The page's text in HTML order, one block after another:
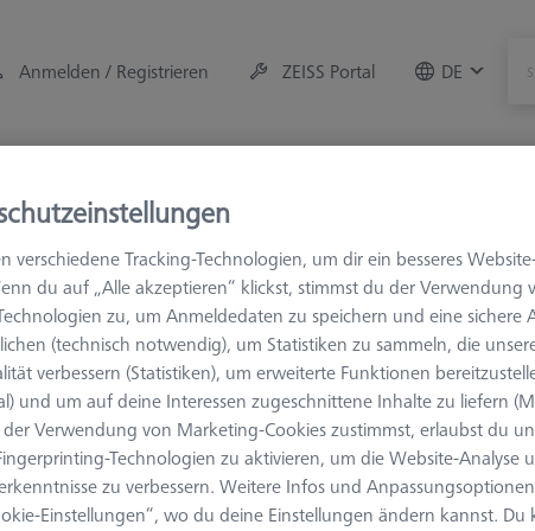
Anmelden / Registrieren ZEISS Portal DE
M2
werden für den Aufbau mehrfacher oder
verwendet. Das M2 System basiert auf Durchmesser
mit RENISHAW Tastköpfen verwendet. Eine Verwendung auf
werden.
verschiedene Tracking-Technologien, um dir ein besseres
du auf „Alle akzeptieren“ klickst, stimmst du der Verwendung
zu, um Anmeldedaten zu speichern und eine sichere
(technisch notwendig), um Statistiken zu sammeln, die
verbessern (Statistiken), um erweiterte Funktionen
und um auf deine Interessen zugeschnittene Inhalte zu liefern
Verwendung von Marketing-Cookies zustimmst, erlaubst du
Technologien zu aktivieren, um die Website-Analyse
zu verbessern. Weitere Infos und
Einstellungen“, wo du deine Einstellungen ändern kannst. Du